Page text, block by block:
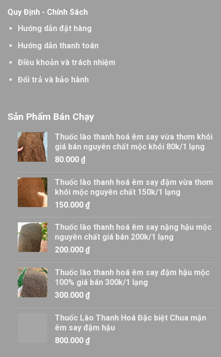
Sản Phẩm Bán Chạy
Thuốc lào thanh hoá êm say vừa thơm khói
giá bán nguyên chất mộc khói 80k/1 lạng
80.000 ₫
Thuốc lào thanh hoá êm say đậm vừa thơm
khói mộc nguyên chất 150k/1 lạng
150.000 ₫
Thuốc lào thanh hoá êm say nặng hậu mộc
nguyên chất giá bán 200k/1 lạng
200.000 ₫
Thuốc lào thanh hoá êm say đậm hậu mộc
100% giá bán 300k/1 lạng
300.000 ₫
Thuốc Lào Thanh Hoá Đặc biệt Chua mặn
êm say đậm hậu
800.000 ₫
Quy Định - Chính Sách
Hướng dẫn đặt hàng
Hướng dẫn thanh toán
Điều khoản và trách nhiệm
Đổi trả và bảo hành